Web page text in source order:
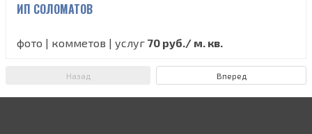
ИП СОЛОМАТОВ
фото | комметов | услуг 70 руб./ м. кв.
Назад Вперед